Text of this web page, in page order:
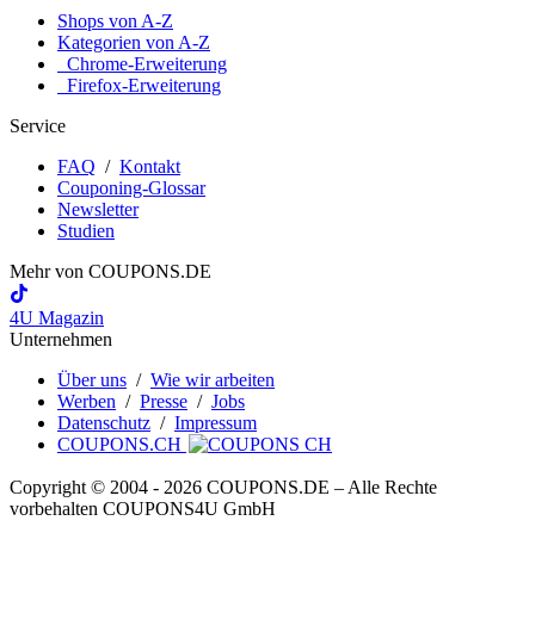
Shops von A-Z
Kategorien von A-Z
Chrome-Erweiterung
Firefox-Erweiterung
Service
FAQ / Kontakt
Couponing-Glossar
Newsletter
Studien
Mehr von COUPONS.DE
4U Magazin
Unternehmen
Über uns / Wie wir arbeiten
Werben / Presse / Jobs
Datenschutz / Impressum
COUPONS.CH
Copyright © 2004 ‐ 2026 COUPONS.DE – Alle Rechte
vorbehalten COUPONS4U GmbH